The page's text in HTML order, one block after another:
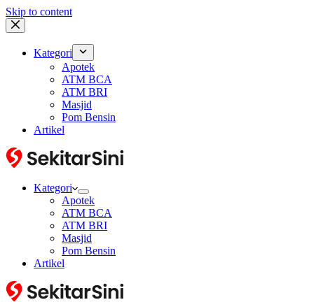
Skip to content
Kategori
Apotek
ATM BCA
ATM BRI
Masjid
Pom Bensin
Artikel
Kategori
Apotek
ATM BCA
ATM BRI
Masjid
Pom Bensin
Artikel